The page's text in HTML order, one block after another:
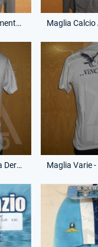
Maglia Calcio Allenamento - Campionato Serie A - (Fronte)
Maglia Varie - Vittoria Derby - (Fronte)